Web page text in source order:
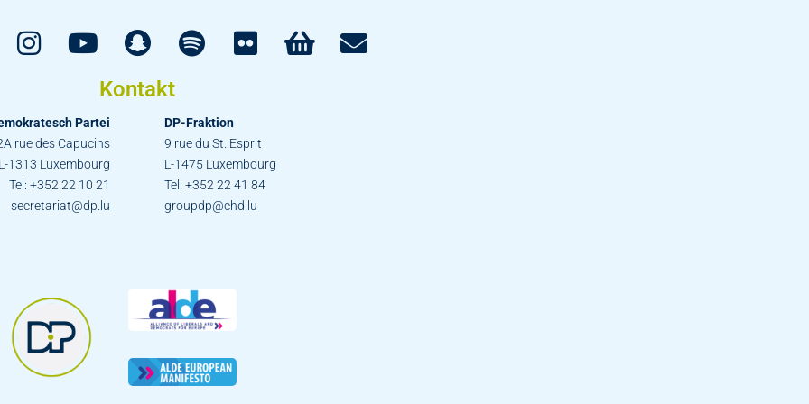
Kontakt
Partei
rue des Capucins
1313 Luxembourg
Tel: +352 22 10 21
secretariat@dp.lu
DP-Fraktion
9 rue du St. Esprit
L-1475 Luxembourg
Tel: +352 22 41 84
groupdp@chd.lu